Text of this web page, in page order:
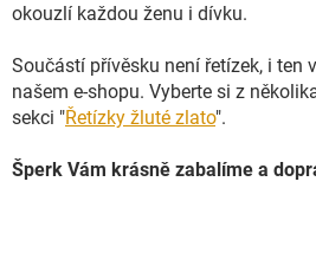
okouzlí každou ženu i dívku.
Součástí přívěsku není řetízek, i ten
našem e-shopu. Vyberte si z
sekci "Řetízky žluté zlato".
Šperk Vám krásně zabalíme a